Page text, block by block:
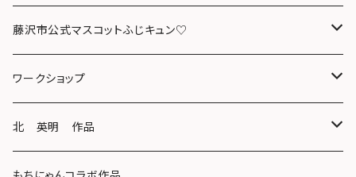
マグカップ
スマホケース
キーホルダー
バッグ
藤沢市公式マスコットふじキュン♡
クリアファイル
ボールペン
キーホルダー
ワークショップ
海レジンアートボード
レジンチャーム
北 英明 作品
ポストカード